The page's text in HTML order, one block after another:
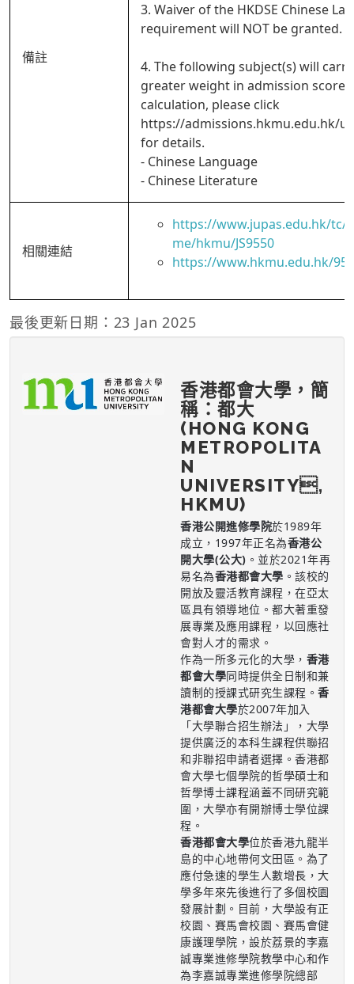
備註
3. Waiver of the HKDSE Chinese
requirement will NOT be granted.
4. The following subject(s) will
greater weight in admission score
calculation, please click
https://admissions.hkmu.edu.hk/
for details.
- Chinese Language
- Chinese Literature
相關連結
https://www.jupas.edu.hk/tc/
me/hkmu/JS9550
https://www.hkmu.edu.hk/
最後更新日期：23 Jan 2025
香港都會大學，簡
稱：都大
(HONG KONG
METROPOLITA
N
UNIVERSITY,
HKMU)
香港公開進修學院於1989年
成立，1997年正名為香港公
開大學(公大) 。並於2021年再
易名為香港都會大學 。該校的
開放及靈活教育課程，在亞太
區具有領導地位。都大著重發
展專業及應用課程，以回應社
會對人才的需求。
作為一所多元化的大學， 香港
都會大學同時提供全日制和兼
讀制的授課式研究生課程。 香
港都會大學於2007年加入
「大學聯合招生辦法」，大學
提供廣泛的本科生課程供聯招
和非聯招申請者選擇。香港都
會大學七個學院的哲學碩士和
哲學博士課程涵蓋不同研究範
圍，大學亦有開辦博士學位課
程。
香港都會大學位於香港九龍半
島的中心地帶何文田區。為了
應付急速的學生人數增長，大
學多年來先後進行了多個校園
發展計劃。目前，大學設有正
校園、賽馬會校園、賽馬會健
康護理學院，設於荔景的李嘉
誠專業進修學院教學中心和作
為李嘉誠專業進修學院總部